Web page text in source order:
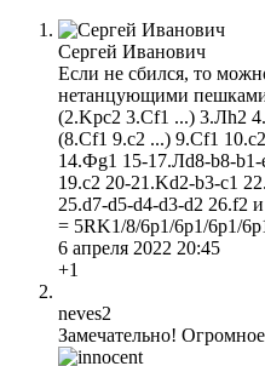
Сергей Иванович
Если не сбился, то
нетанцующими
(2.Kpc2 3.Cf1 ...) 3.Лh2
(8.Cf1 9.c2 ...) 9.Cf1
14.Фg1 15-17.Лd8-b8-
19.c2 20-21.Kd2-b3-c1
25.d7-d5-d4-d3-d2 26.f2
= 5RK1/8/6p1/6p1/6p1/
6 апреля 2022 20:45
+1
neves2
Замечательно!